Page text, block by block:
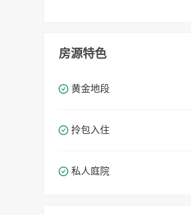
房源特色
黄金地段
拎包入住
私人庭院